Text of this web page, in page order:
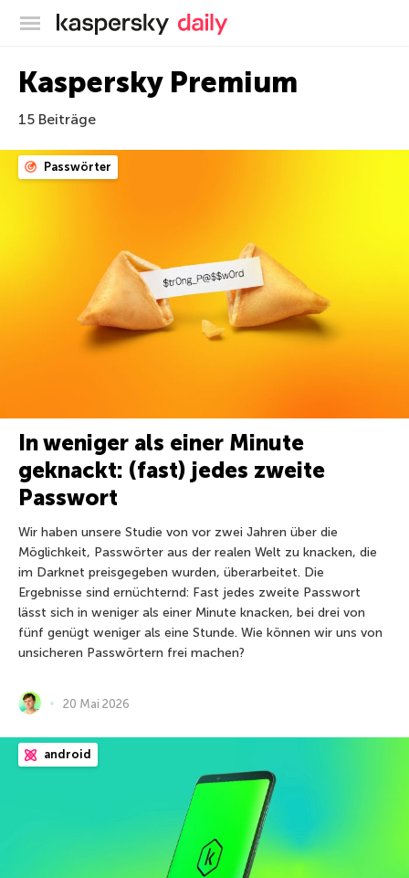
Offizieller Blog von Kaspersky
Kaspersky Premium
15 Beiträge
Passwörter
In weniger als einer Minute
geknackt: (fast) jedes zweite
Passwort
Wir haben unsere Studie von vor zwei Jahren über die
Möglichkeit, Passwörter aus der realen Welt zu knacken, die
im Darknet preisgegeben wurden, überarbeitet. Die
Ergebnisse sind ernüchternd: Fast jedes zweite Passwort
lässt sich in weniger als einer Minute knacken, bei drei von
fünf genügt weniger als eine Stunde. Wie können wir uns von
unsicheren Passwörtern frei machen?
20 Mai 2026
android